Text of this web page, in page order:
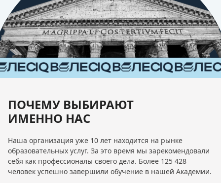
ПОЧЕМУ ВЫБИРАЮТ
ИМЕННО НАС
Наша организация уже 10 лет находится на рынке
образовательных услуг. За это время мы зарекомендовали
себя как профессионалы своего дела. Более 125 428
человек успешно завершили обучение в нашей Академии.